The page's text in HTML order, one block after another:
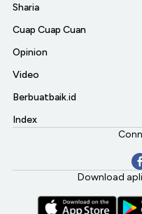
Sharia
Cuap Cuap Cuan
Opinion
Video
Berbuatbaik.id
Index
Download